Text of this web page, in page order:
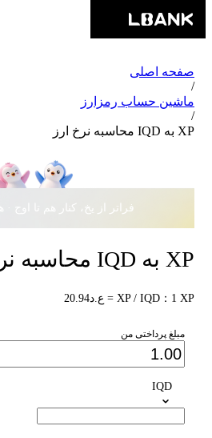
صفحه اصلی
/
ماشین حساب رمزارز
/
XP به IQD محاسبه نرخ ارز
XP به IQD محاسبه نرخ ارز
XP / IQD：1 XP = ع.د20.94
مبلغ پرداختی من
IQD